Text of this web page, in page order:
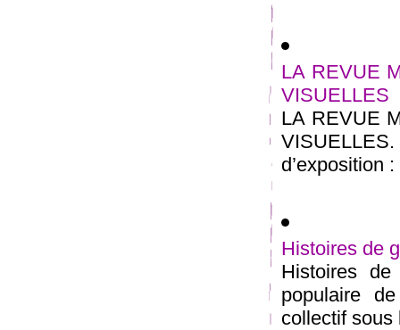
LA REVUE
VISUELLES
LA REVUE
VISUELLES.
d’exposition
Histoires de
Histoires
populaire
collectif sous